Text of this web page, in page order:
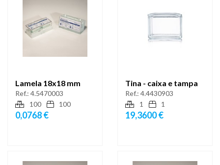
Lamela 18x18 mm
Ref.: 4.5470003
100
100
0,0768 €
Tina - caixa e tampa
Ref.: 4.4430903
1
1
19,3600 €